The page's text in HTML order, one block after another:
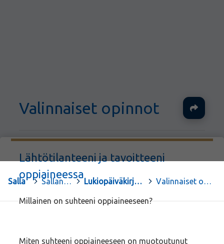
Salla > Sallan lukio > Lukiopäiväkirja (kopio) > Valinnaiset opinnot
Valinnaiset opinnot
Lähtötilanteeni ja tavoitteeni
oppiaineessa
Millainen on suhteeni oppiaineeseen?
Miten suhteeni oppiaineeseen on muotoutunut